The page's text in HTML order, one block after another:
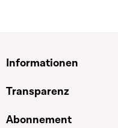
4392
Motion
Élaboration d'une
Informationen
Transparenz
Abonnement